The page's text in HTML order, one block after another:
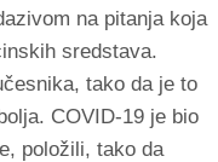
na pitanja koja
sredstava.
tako da je to
COVID-19 je bio
položili, tako da